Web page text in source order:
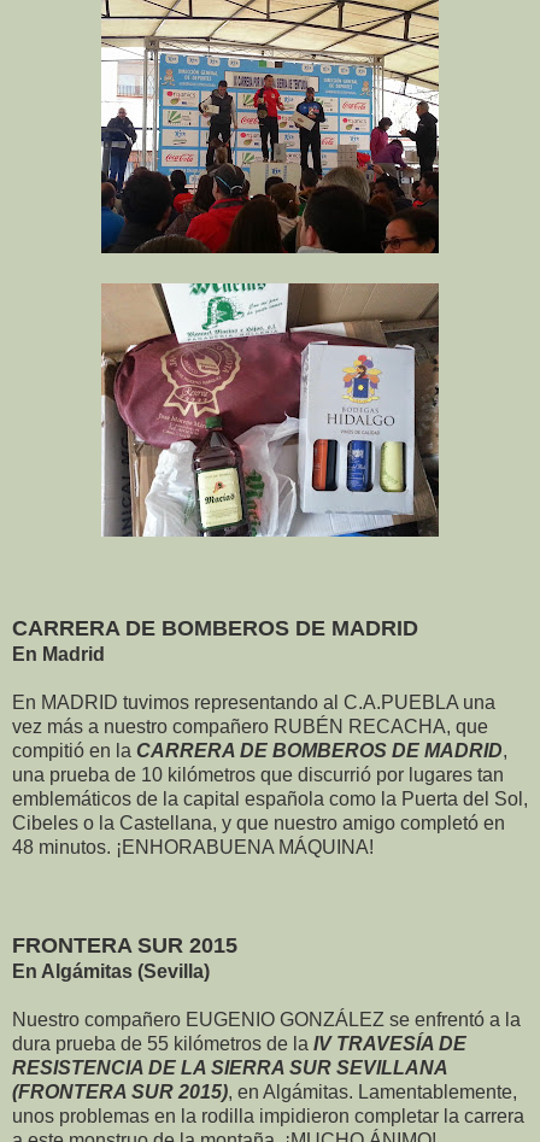
CARRERA DE BOMBEROS DE MADRID
En Madrid
En MADRID tuvimos representando al C.A.PUEBLA una
vez más a nuestro compañero RUBÉN RECACHA, que
compitió en la CARRERA DE BOMBEROS DE MADRID,
una prueba de 10 kilómetros que discurrió por lugares tan
emblemáticos de la capital española como la Puerta del Sol,
Cibeles o la Castellana, y que nuestro amigo completó en
48 minutos. ¡ENHORABUENA MÁQUINA!
FRONTERA SUR 2015
En Algámitas (Sevilla)
Nuestro compañero EUGENIO GONZÁLEZ se enfrentó a la
dura prueba de 55 kilómetros de la IV TRAVESÍA DE
RESISTENCIA DE LA SIERRA SUR SEVILLANA
(FRONTERA SUR 2015), en Algámitas. Lamentablemente,
unos problemas en la rodilla impidieron completar la carrera